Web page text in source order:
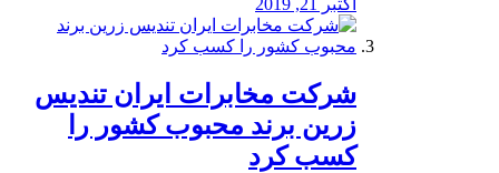
اکتبر 21, 2019
شرکت مخابرات ایران تندیس
زرین برند محبوب کشور را
کسب کرد